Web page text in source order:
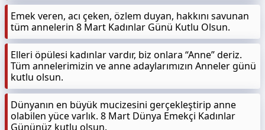
Emek veren, acı çeken, özlem duyan, hakkını savunan
tüm annelerin 8 Mart Kadınlar Günü Kutlu Olsun.
Elleri öpülesi kadınlar vardır, biz onlara “Anne” deriz.
Tüm annelerimizin ve anne adaylarımızın Anneler günü
kutlu olsun.
Dünyanın en büyük mucizesini gerçekleştirip anne
olabilen yüce varlık. 8 Mart Dünya Emekçi Kadınlar
Gününüz kutlu olsun.